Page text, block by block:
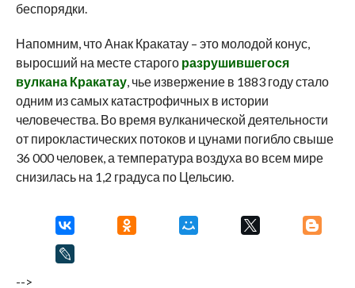
беспорядки.
Напомним, что Анак Кракатау – это молодой конус,
выросший на месте старого разрушившегося
вулкана Кракатау, чье извержение в 1883 году стало
одним из самых катастрофичных в истории
человечества. Во время вулканической деятельности
от пирокластических потоков и цунами погибло свыше
36 000 человек, а температура воздуха во всем мире
снизилась на 1,2 градуса по Цельсию.
-->